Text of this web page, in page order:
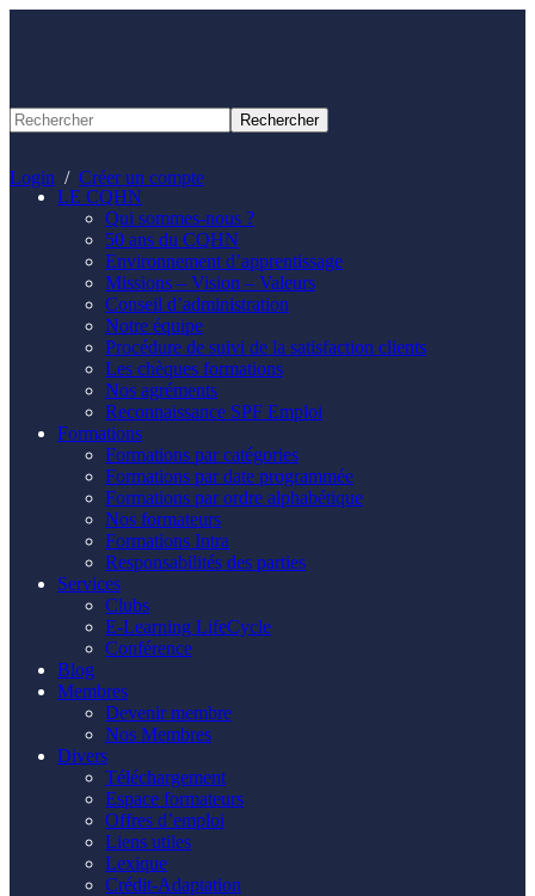
Login / Créer un compte
LE CQHN
Qui sommes-nous ?
50 ans du CQHN
Environnement d’apprentissage
Missions – Vision – Valeurs
Conseil d’administration
Notre équipe
Procédure de suivi de la satisfaction clients
Les chèques formations
Nos agréments
Reconnaissance SPF Emploi
Formations
Formations par catégories
Formations par date programmée
Formations par ordre alphabétique
Nos formateurs
Formations Intra
Responsabilités des parties
Services
Clubs
E-Learning LifeCycle
Conférence
Blog
Membres
Devenir membre
Nos Membres
Divers
Téléchargement
Espace formateurs
Offres d’emploi
Liens utiles
Lexique
Crédit-Adaptation
Panneau de gestion des cookies